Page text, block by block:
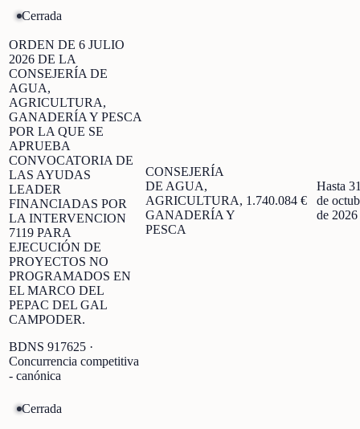
Cerrada
ORDEN DE 6 JULIO
2026 DE LA
CONSEJERÍA DE
AGUA,
AGRICULTURA,
GANADERÍA Y PESCA
POR LA QUE SE
APRUEBA
CONVOCATORIA DE
LAS AYUDAS
LEADER
FINANCIADAS POR
LA INTERVENCION
7119 PARA
EJECUCIÓN DE
PROYECTOS NO
PROGRAMADOS EN
EL MARCO DEL
PEPAC DEL GAL
CAMPODER.
BDNS 917625 ·
Concurrencia competitiva
- canónica
CONSEJERÍA
DE AGUA,
AGRICULTURA,
GANADERÍA Y
PESCA
1.740.084 €
Hasta
de
de 2026
Cerrada